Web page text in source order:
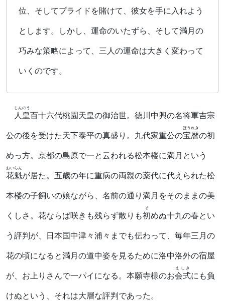
位、そしてプライドを賭けて、彼女を手に入れよう
とします。しかし、運命のいたずら、そして満月の
巧みな策略によって、三人の運命は大きく変わって
いくのです。
人皇
じんのう
百十六代桃園天皇の御治世。徳川中興の名将軍吉宗
公の後を受けた天下泰平の真盛り。九代家重公の宝暦
ほうれき
の初
めっ方。京都の島原で一と云われる松本楼に満月という
花魁
おいらん
が居た。五歳の年に重病の両親の薬代に代えられた松
本楼の子飼いの娘ながら、名前の通り満月をそのままの美
くしさ。花ならば咲きも残らず散りも初
そ
めぬ十九の春とい
う評判が、日本国中津々浦々までも伝わって、毎年三月の
花の頃になると満月の道中姿を見るために洛中洛外の宿屋
が、お上りさんで一パイになる。本願寺様のお会式
えしき
にも負
けぬという、それは大層な評判であった。